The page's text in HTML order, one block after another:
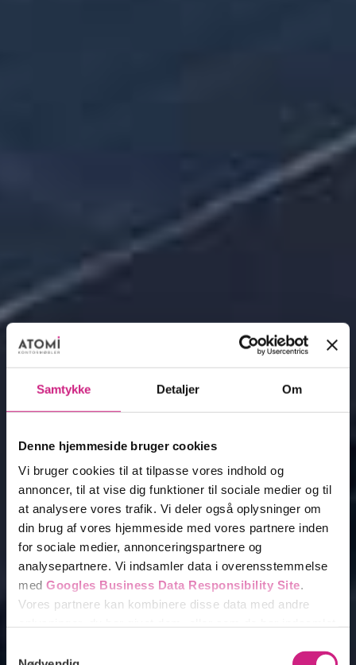
Samtykke Detaljer Om
Denne hjemmeside bruger cookies
Vi bruger cookies til at tilpasse vores indhold og
annoncer, til at vise dig funktioner til sociale medier og til
at analysere vores trafik. Vi deler også oplysninger om
din brug af vores hjemmeside med vores partnere inden
for sociale medier, annonceringspartnere og
analysepartnere. Vi indsamler data i overensstemmelse
med Googles Business Data Responsibility Site.
Vores partnere kan kombinere disse data med andre